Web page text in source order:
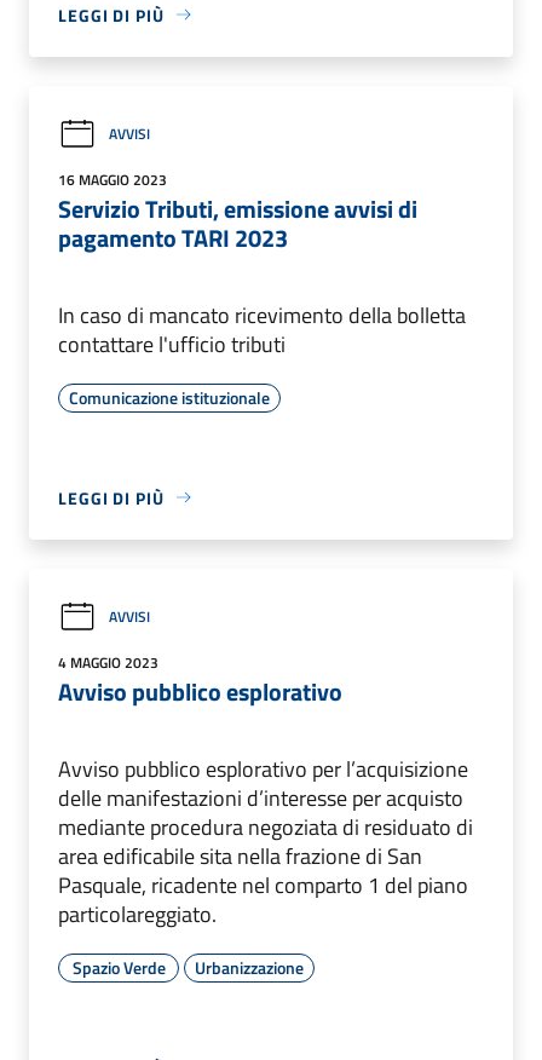
LEGGI DI PIÙ
AVVISI
16 MAGGIO 2023
Servizio Tributi, emissione avvisi di
pagamento TARI 2023
In caso di mancato ricevimento della bolletta
contattare l'ufficio tributi
Comunicazione istituzionale
LEGGI DI PIÙ
AVVISI
4 MAGGIO 2023
Avviso pubblico esplorativo
Avviso pubblico esplorativo per l’acquisizione
delle manifestazioni d’interesse per acquisto
mediante procedura negoziata di residuato di
area edificabile sita nella frazione di San
Pasquale, ricadente nel comparto 1 del piano
particolareggiato.
Spazio Verde Urbanizzazione